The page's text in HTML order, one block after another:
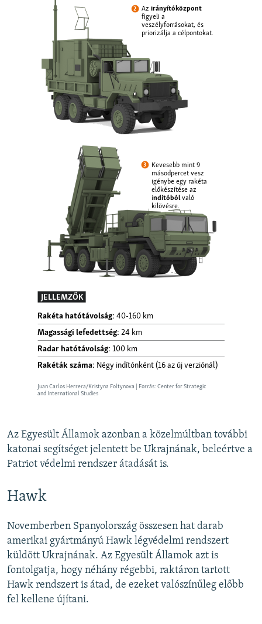
Az Egyesült Államok azonban a közelmúltban további
katonai segítséget jelentett be Ukrajnának, beleértve a
Patriot védelmi rendszer átadását is.
Hawk
Novemberben Spanyolország összesen hat darab
amerikai gyártmányú Hawk légvédelmi rendszert
küldött Ukrajnának. Az Egyesült Államok azt is
fontolgatja, hogy néhány régebbi, raktáron tartott
Hawk rendszert is átad, de ezeket valószínűleg előbb
fel kellene újítani.